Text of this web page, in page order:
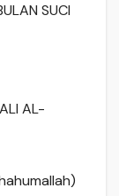
SUCI
AL-